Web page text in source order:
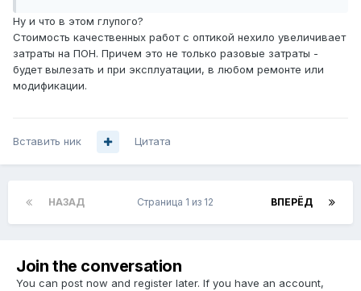
Ну и что в этом глупого?
Стоимость качественных работ с оптикой нехило увеличивает
затраты на ПОН. Причем это не только разовые затраты -
будет вылезать и при эксплуатации, в любом ремонте или
модификации.
Вставить ник Цитата
НАЗАД ВПЕРЁД
Страница 1 из 12
Join the conversation
You can post now and register later. If you have an account,